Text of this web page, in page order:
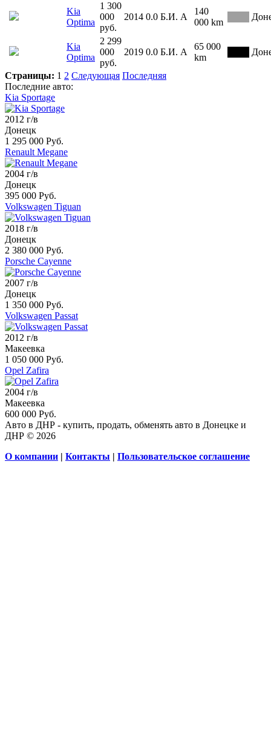
Kia
Optima
1 300
000
руб.
2014 0.0 Б.И. А
140
000 km
Kia
Optima
2 299
000
руб.
2019 0.0 Б.И. А
65 000
km
Страницы: 1 2 Следующая Последняя
Последние авто:
Kia Sportage
2012 г/в
Донецк
1 295 000 Руб.
Renault Megane
2004 г/в
Донецк
395 000 Руб.
Volkswagen Tiguan
2018 г/в
Донецк
2 380 000 Руб.
Porsche Cayenne
2007 г/в
Донецк
1 350 000 Руб.
Volkswagen Passat
2012 г/в
Макеевка
1 050 000 Руб.
Opel Zafira
2004 г/в
Макеевка
600 000 Руб.
Авто в ДНР - купить, продать, обменять авто в Донецке и
ДНР © 2026
О компании | Контакты | Пользовательское соглашение